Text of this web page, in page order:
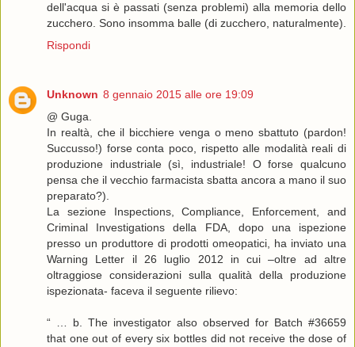
dell'acqua si è passati (senza problemi) alla memoria dello
zucchero. Sono insomma balle (di zucchero, naturalmente).
Rispondi
Unknown 8 gennaio 2015 alle ore 19:09
@ Guga.
In realtà, che il bicchiere venga o meno sbattuto (pardon!
Succusso!) forse conta poco, rispetto alle modalità reali di
produzione industriale (sì, industriale! O forse qualcuno
pensa che il vecchio farmacista sbatta ancora a mano il suo
preparato?).
La sezione Inspections, Compliance, Enforcement, and
Criminal Investigations della FDA, dopo una ispezione
presso un produttore di prodotti omeopatici, ha inviato una
Warning Letter il 26 luglio 2012 in cui –oltre ad altre
oltraggiose considerazioni sulla qualità della produzione
ispezionata- faceva il seguente rilievo:
“ … b. The investigator also observed for Batch #36659
that one out of every six bottles did not receive the dose of